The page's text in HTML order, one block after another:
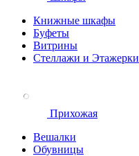
Книжные шкафы
Буфеты
Витрины
Стеллажи и Этажерки
Прихожая
Вешалки
Обувницы